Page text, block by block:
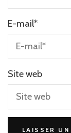
E-mail*
Site web